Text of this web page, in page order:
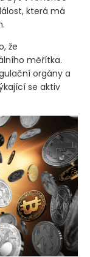
která má
že
měřítka.
orgány a
se aktiv